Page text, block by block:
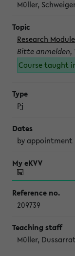
Müller,
Research
Bitte anmelden,
Course taught
Pj
by appointment
209739
Müller, Dussarrat